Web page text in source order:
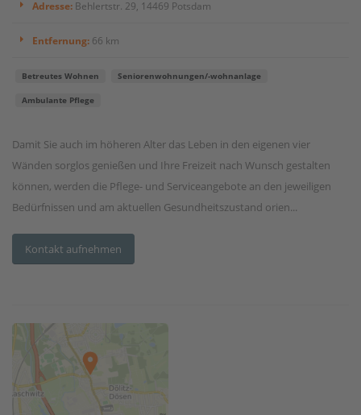
Adresse: Behlertstr. 29, 14469 Potsdam
Entfernung: 66 km
Betreutes Wohnen Seniorenwohnungen/-wohnanlage
Ambulante Pflege
Damit Sie auch im höheren Alter das Leben in den eigenen vier
Wänden sorglos genießen und Ihre Freizeit nach Wunsch gestalten
können, werden die Pflege- und Serviceangebote an den jeweiligen
Bedürfnissen und am aktuellen Gesundheitszustand orien...
Kontakt aufnehmen